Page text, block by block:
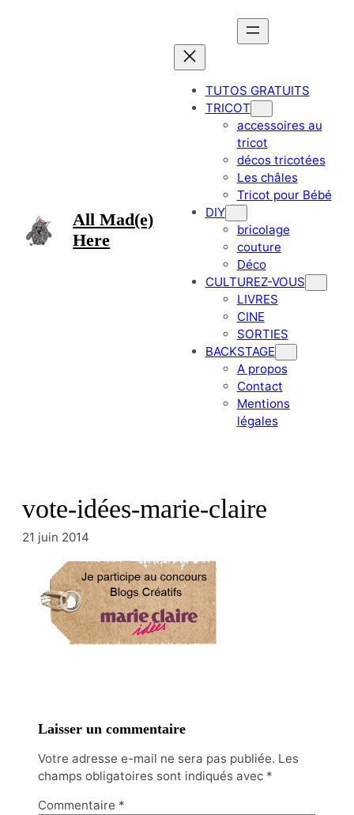
All Mad(e)
Here
TUTOS GRATUITS
TRICOT
accessoires au
tricot
décos tricotées
Les châles
Tricot pour Bébé
DIY
bricolage
couture
Déco
CULTUREZ-VOUS
LIVRES
CINE
SORTIES
BACKSTAGE
A propos
Contact
Mentions
légales
vote-idées-marie-claire
21 juin 2014
Laisser un commentaire
Votre adresse e-mail ne sera pas publiée. Les
champs obligatoires sont indiqués avec *
Commentaire *